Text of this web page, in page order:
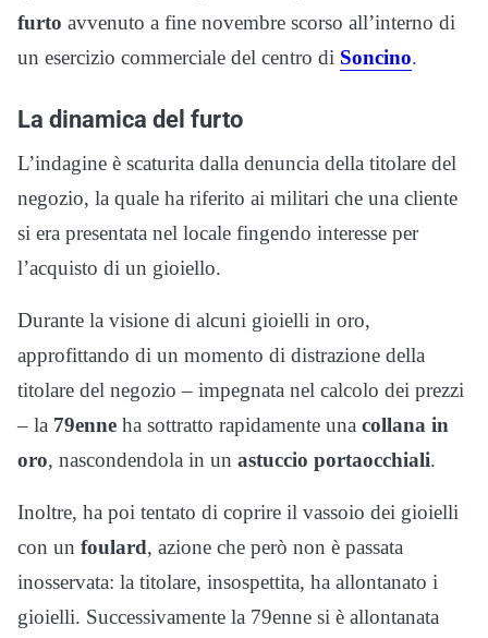
furto avvenuto a fine novembre scorso all’interno di
un esercizio commerciale del centro di Soncino.
La dinamica del furto
L’indagine è scaturita dalla denuncia della titolare del
negozio, la quale ha riferito ai militari che una cliente
si era presentata nel locale fingendo interesse per
l’acquisto di un gioiello.
Durante la visione di alcuni gioielli in oro,
approfittando di un momento di distrazione della
titolare del negozio – impegnata nel calcolo dei prezzi
– la 79enne ha sottratto rapidamente una collana in
oro, nascondendola in un astuccio portaocchiali.
Inoltre, ha poi tentato di coprire il vassoio dei gioielli
con un foulard, azione che però non è passata
inosservata: la titolare, insospettita, ha allontanato i
gioielli. Successivamente la 79enne si è allontanata